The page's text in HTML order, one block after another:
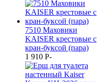
7510 Маховики
KAISER крестовые с
кран-буксой (пара)
1 910 P-